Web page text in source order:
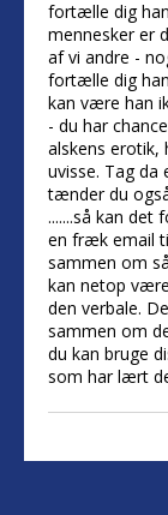
fortælle dig
mennesker er
af vi andre -
fortælle dig
kan være han
- du har
alskens erotik,
uvisse. Tag da
tænder du
.......så kan
en fræk email
sammen om
kan netop
den verbale.
sammen om
du kan bruge
som har lært